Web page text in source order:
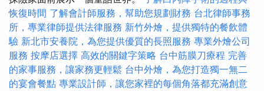
恢復時間 了解會計師服務，幫助您規劃財務 台北律師事務
所，專業律師提供法律服務 新竹外燴，提供獨特的餐飲體
驗 新北市安養院，為您提供優質的長照服務 專業外燴公司
服務 按摩店選擇 高效的關鍵字策略 台中筋膜刀療程 完善
的家事服務，讓家務更輕鬆 台中外燴，為您打造獨一無二
的宴會餐點 專業設計師，讓您家裡的每個角落都充滿創意